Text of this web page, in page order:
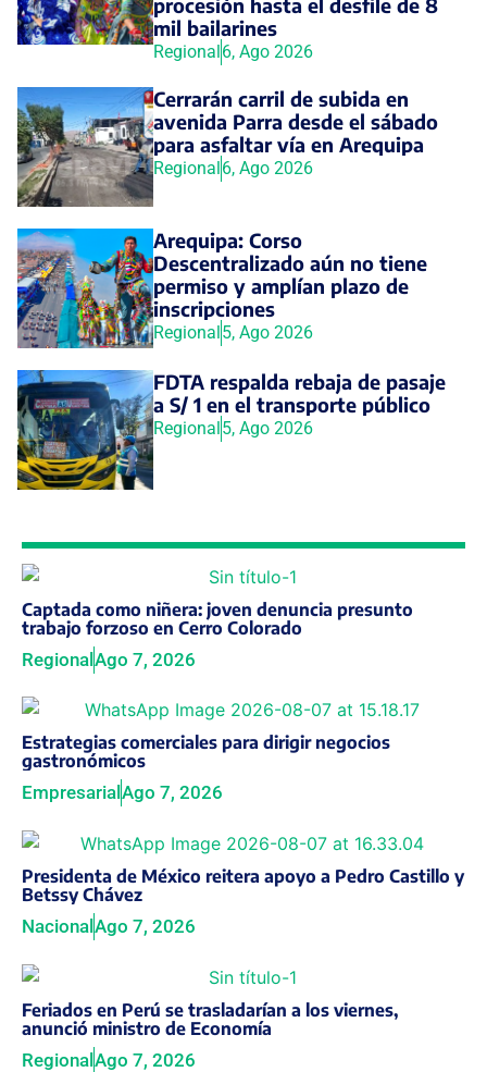
procesión hasta el desfile de 8
mil bailarines
Regional6, Ago 2026
Cerrarán carril de subida en
avenida Parra desde el sábado
para asfaltar vía en Arequipa
Regional6, Ago 2026
Arequipa: Corso
Descentralizado aún no tiene
permiso y amplían plazo de
inscripciones
Regional5, Ago 2026
FDTA respalda rebaja de pasaje
a S/ 1 en el transporte público
Regional5, Ago 2026
Captada como niñera: joven denuncia presunto
trabajo forzoso en Cerro Colorado
RegionalAgo 7, 2026
Estrategias comerciales para dirigir negocios
gastronómicos
Empresarial Ago 7, 2026
Presidenta de México reitera apoyo a Pedro Castillo y
Betssy Chávez
Nacional Ago 7, 2026
Feriados en Perú se trasladarían a los viernes,
anunció ministro de Economía
RegionalAgo 7, 2026